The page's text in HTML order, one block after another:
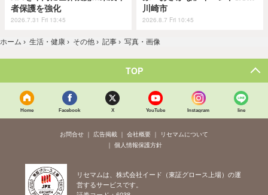
者保護を強化
2026.7.31 Fri 13:45
川崎市
2026.8.7 Fri 10:45
ホーム › 生活・健康 › その他 › 記事 › 写真・画像
TOP
Home Facebook X YouTube Instagram line
お問合せ 広告掲載 会社概要
リセマムについて
個人情報保護方針
リセマムは、株式会社イード（東証グロース上場）の運
営するサービスです。